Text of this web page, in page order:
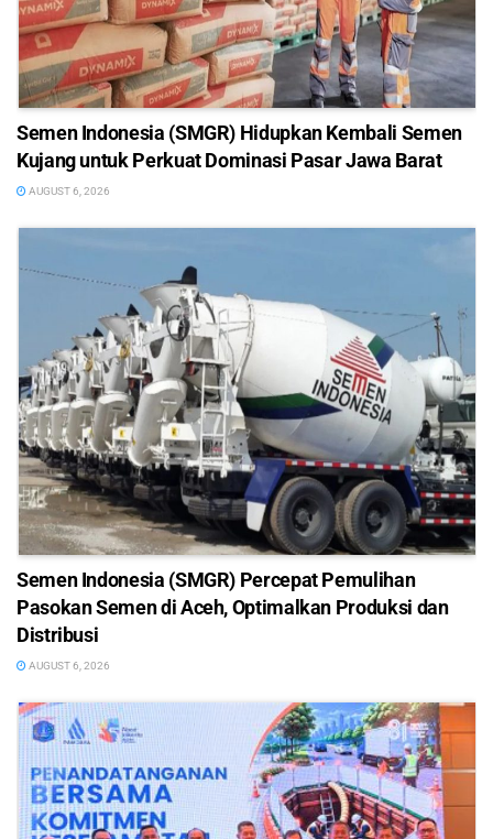
Semen Indonesia (SMGR) Hidupkan Kembali Semen
Kujang untuk Perkuat Dominasi Pasar Jawa Barat
AUGUST 6, 2026
Semen Indonesia (SMGR) Percepat Pemulihan
Pasokan Semen di Aceh, Optimalkan Produksi dan
Distribusi
AUGUST 6, 2026